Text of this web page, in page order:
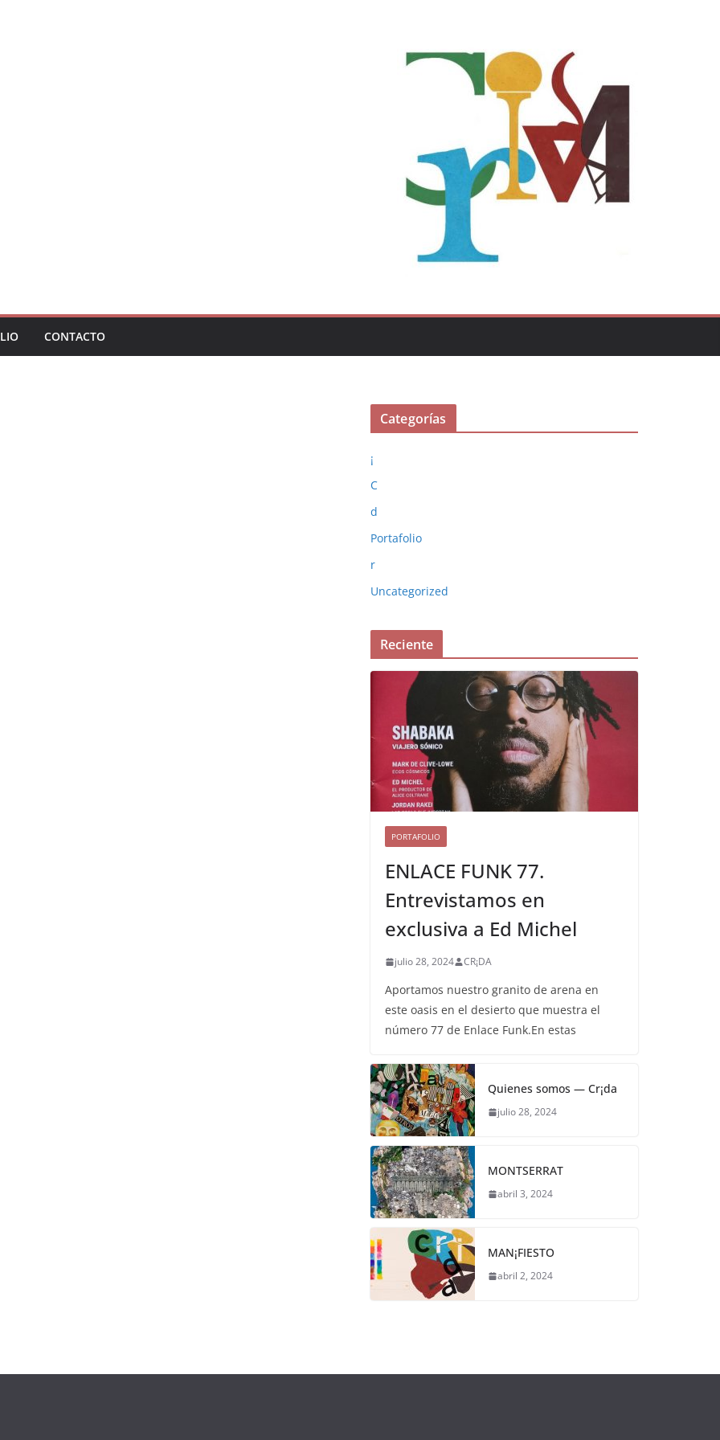
CONTACTO
Categorías
¡
C
d
Portafolio
r
Uncategorized
Reciente
PORTAFOLIO
ENLACE FUNK 77.
Entrevistamos en
exclusiva a Ed Michel
julio 28, 2024 CR¡DA
Aportamos nuestro granito de arena en
este oasis en el desierto que muestra el
número 77 de Enlace Funk.En estas
Quienes somos — Cr¡da
julio 28, 2024
MONTSERRAT
abril 3, 2024
MAN¡FIESTO
abril 2, 2024